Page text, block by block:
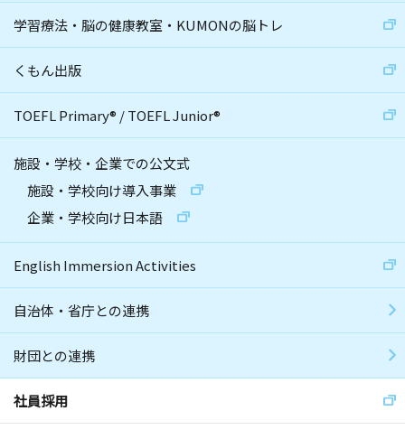
学習療法・脳の健康教室・KUMONの脳トレ
くもん出版
TOEFL Primary® /TOEFL Junior®
施設・学校・企業での公文式
施設・学校向け導入事業
企業・学校向け日本語
English Immersion Activities
自治体・省庁との連携
財団との連携
社員採用